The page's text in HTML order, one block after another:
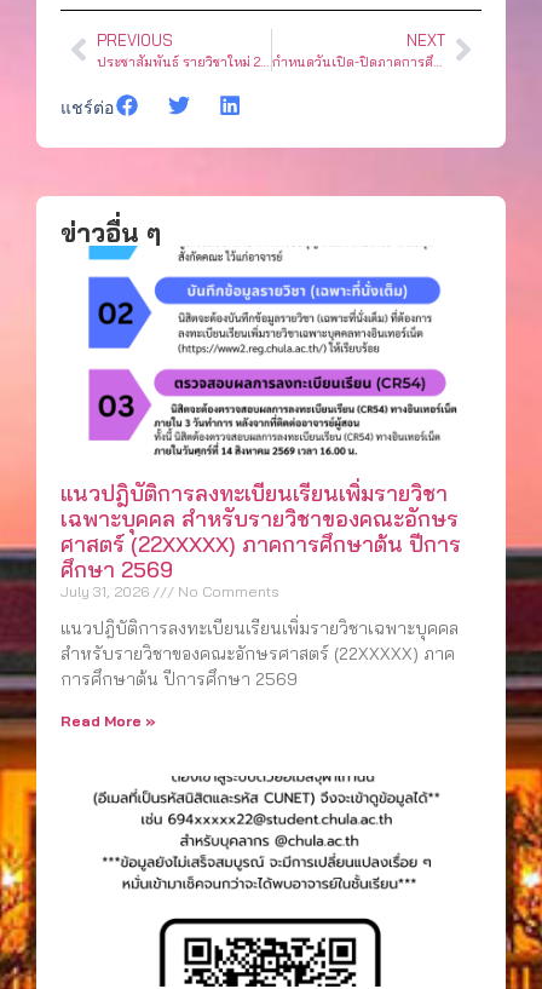
PREVIOUS NEXT
กำหนดวันเปิด-ปิดภาคการศึกษาของจุฬาลงกรณ์มหาวิทยาลัย ปีการศึกษา 2569
แชร์ต่อ
ข่าวอื่น ๆ
แนวปฎิบัติการลงทะเบียนเรียนเพิ่มรายวิชา
เฉพาะบุคคล สำหรับรายวิชาของคณะอักษร
ศาสตร์ (22XXXXX) ภาคการศึกษาต้น ปีการ
ศึกษา 2569
July 31, 2026 No Comments
แนวปฎิบัติการลงทะเบียนเรียนเพิ่มรายวิชาเฉพาะบุคคล
สำหรับรายวิชาของคณะอักษรศาสตร์ (22XXXXX) ภาค
การศึกษาต้น ปีการศึกษา 2569
Read More »